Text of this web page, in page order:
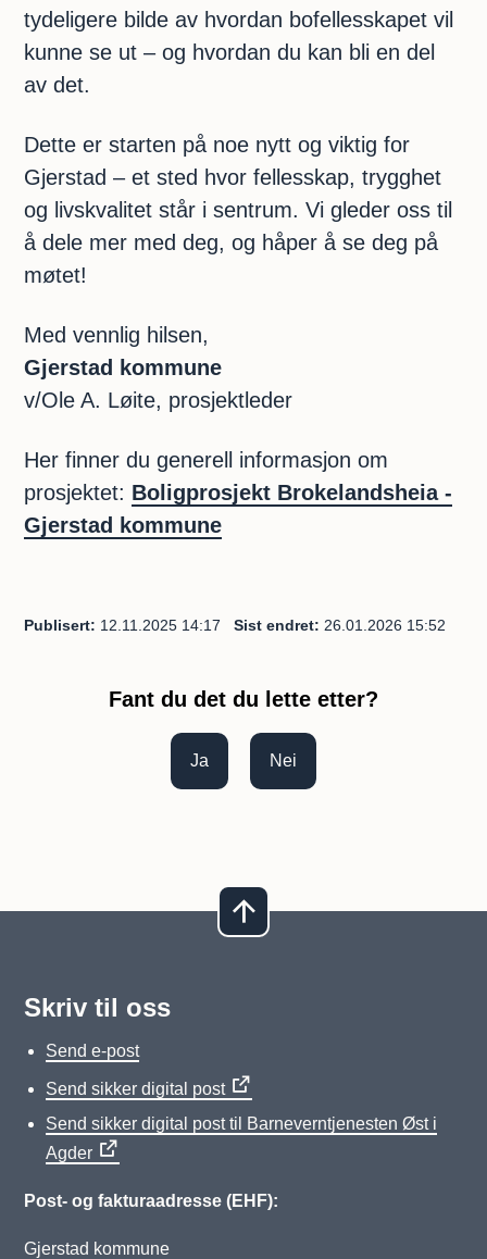
tydeligere bilde av hvordan bofellesskapet vil
kunne se ut – og hvordan du kan bli en del
av det.
Dette er starten på noe nytt og viktig for
Gjerstad – et sted hvor fellesskap, trygghet
og livskvalitet står i sentrum. Vi gleder oss til
å dele mer med deg, og håper å se deg på
møtet!
Med vennlig hilsen,
Gjerstad kommune
v/Ole A. Løite, prosjektleder
Her finner du generell informasjon om
prosjektet: Boligprosjekt Brokelandsheia -
Gjerstad kommune
Publisert 12.11.2025 14:17 Sist endret 26.01.2026 15:52
Fant du det du lette etter?
Ja Nei
Skriv til oss
Send e-post
Send sikker digital post
Send sikker digital post til Barneverntjenesten Øst i
Agder
Post- og fakturaadresse (EHF):
Gjerstad kommune